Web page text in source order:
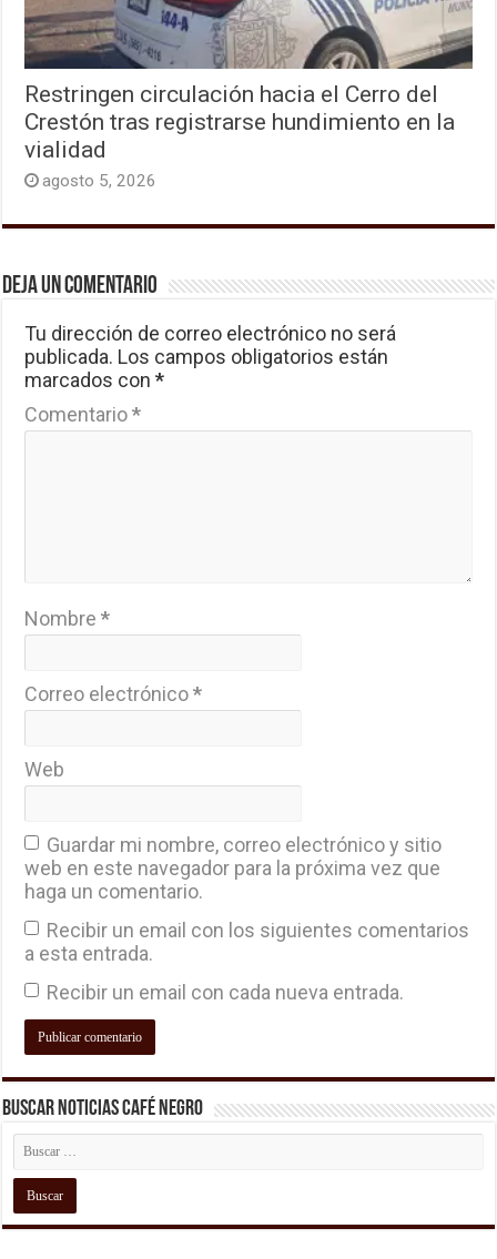
Restringen circulación hacia el Cerro del
Crestón tras registrarse hundimiento en la
vialidad
agosto 5, 2026
Deja un comentario
Tu dirección de correo electrónico no será
publicada. Los campos obligatorios están
marcados con*
Comentario*
Nombre*
Correo electrónico*
Web
Guardar mi nombre, correo electrónico y sitio
web en este navegador para la próxima vez que
haga un comentario.
Recibir un email con los siguientes comentarios
a esta entrada.
Recibir un email con cada nueva entrada.
Buscar Noticias Café Negro